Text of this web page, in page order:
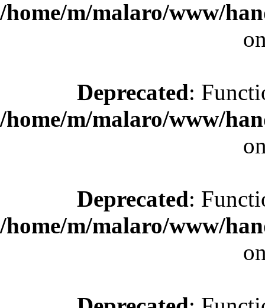
/home/m/malaro/www/
Deprecated:
/home/m/malaro/www/
Deprecated:
/home/m/malaro/www/